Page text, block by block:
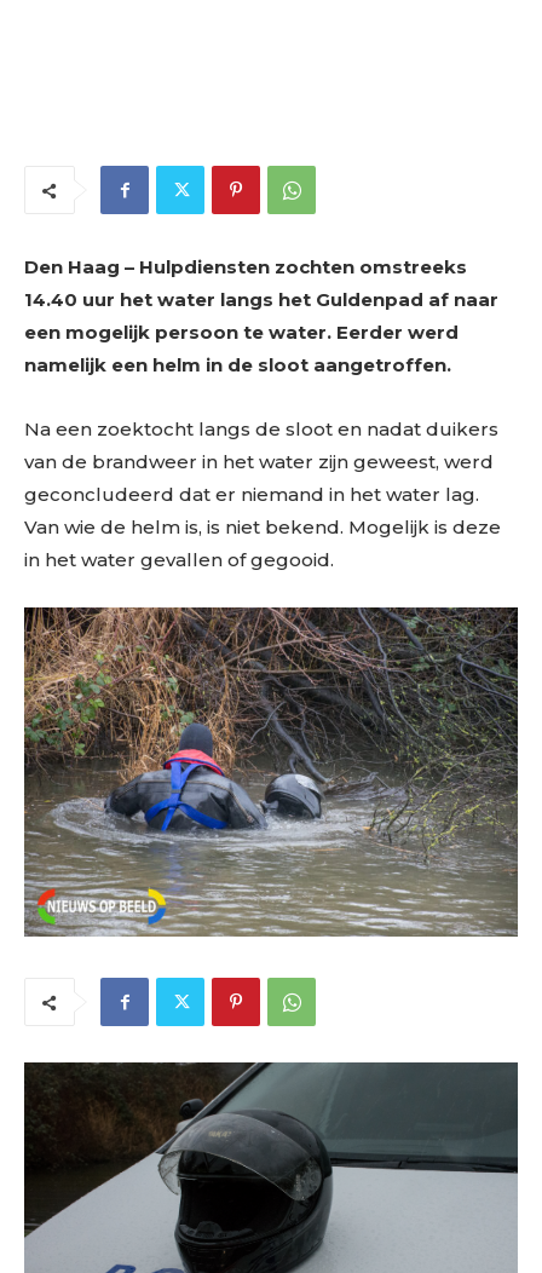
Den Haag – Hulpdiensten zochten omstreeks
14.40 uur het water langs het Guldenpad af naar
een mogelijk persoon te water. Eerder werd
namelijk een helm in de sloot aangetroffen.
Na een zoektocht langs de sloot en nadat duikers
van de brandweer in het water zijn geweest, werd
geconcludeerd dat er niemand in het water lag.
Van wie de helm is, is niet bekend. Mogelijk is deze
in het water gevallen of gegooid.